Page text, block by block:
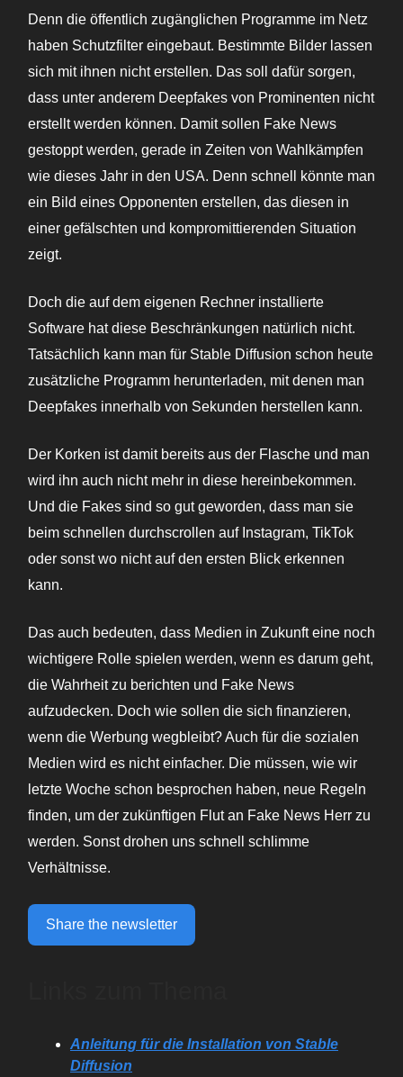
Denn die öffentlich zugänglichen Programme im Netz
haben Schutzfilter eingebaut. Bestimmte Bilder lassen
sich mit ihnen nicht erstellen. Das soll dafür sorgen,
dass unter anderem Deepfakes von Prominenten nicht
erstellt werden können. Damit sollen Fake News
gestoppt werden, gerade in Zeiten von Wahlkämpfen
wie dieses Jahr in den USA. Denn schnell könnte man
ein Bild eines Opponenten erstellen, das diesen in
einer gefälschten und kompromittierenden Situation
zeigt.
Doch die auf dem eigenen Rechner installierte
Software hat diese Beschränkungen natürlich nicht.
Tatsächlich kann man für Stable Diffusion schon heute
zusätzliche Programm herunterladen, mit denen man
Deepfakes innerhalb von Sekunden herstellen kann.
Der Korken ist damit bereits aus der Flasche und man
wird ihn auch nicht mehr in diese hereinbekommen.
Und die Fakes sind so gut geworden, dass man sie
beim schnellen durchscrollen auf Instagram, TikTok
oder sonst wo nicht auf den ersten Blick erkennen
kann.
Das auch bedeuten, dass Medien in Zukunft eine noch
wichtigere Rolle spielen werden, wenn es darum geht,
die Wahrheit zu berichten und Fake News
aufzudecken. Doch wie sollen die sich finanzieren,
wenn die Werbung wegbleibt? Auch für die sozialen
Medien wird es nicht einfacher. Die müssen, wie wir
letzte Woche schon besprochen haben, neue Regeln
finden, um der zukünftigen Flut an Fake News Herr zu
werden. Sonst drohen uns schnell schlimme
Verhältnisse.
Share the newsletter
Anleitung für die Installation von Stable
Diffusion